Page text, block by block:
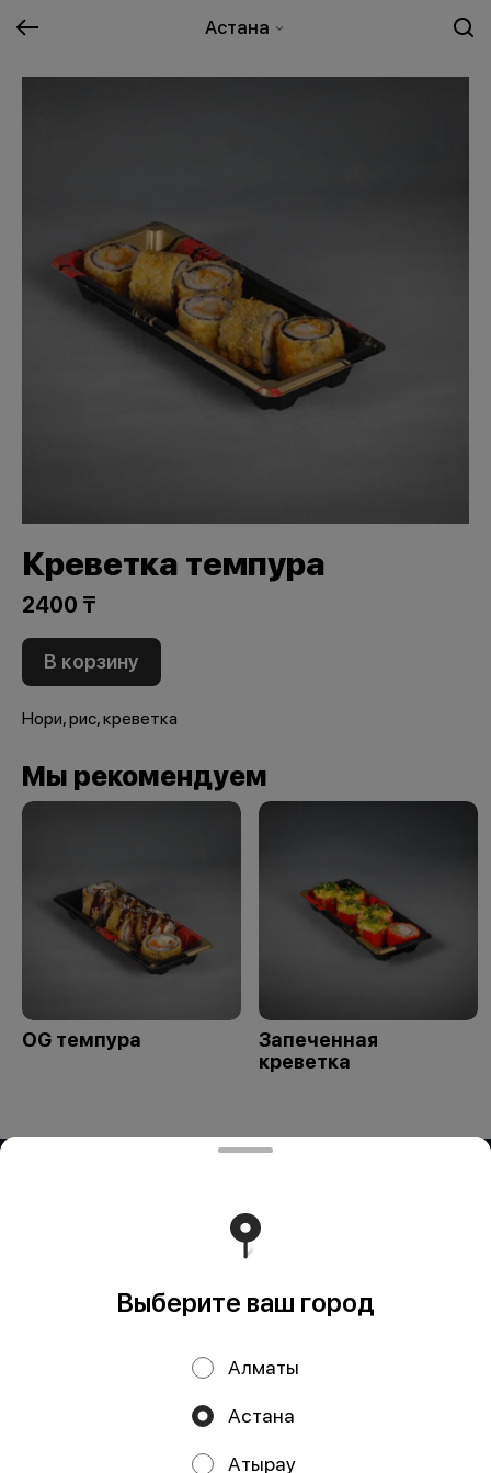
Астана
Креветка темпура
2400 ₸
В корзину
Нори, рис, креветка
Мы рекомендуем
OG темпура
Запеченная
креветка
УЛИЦА ЗАРАПА ТЕМИРБЕКОВА, дом 51 БИН (ИИН):
950324351429 Банк: АО "Kaspi Bank" КБе: 19 БИК:
CASPKZKA Номер счёта: KZ23722S000016451986
Политика конфиденциальности
Выберите ваш город
Алматы
Астана
Атырау